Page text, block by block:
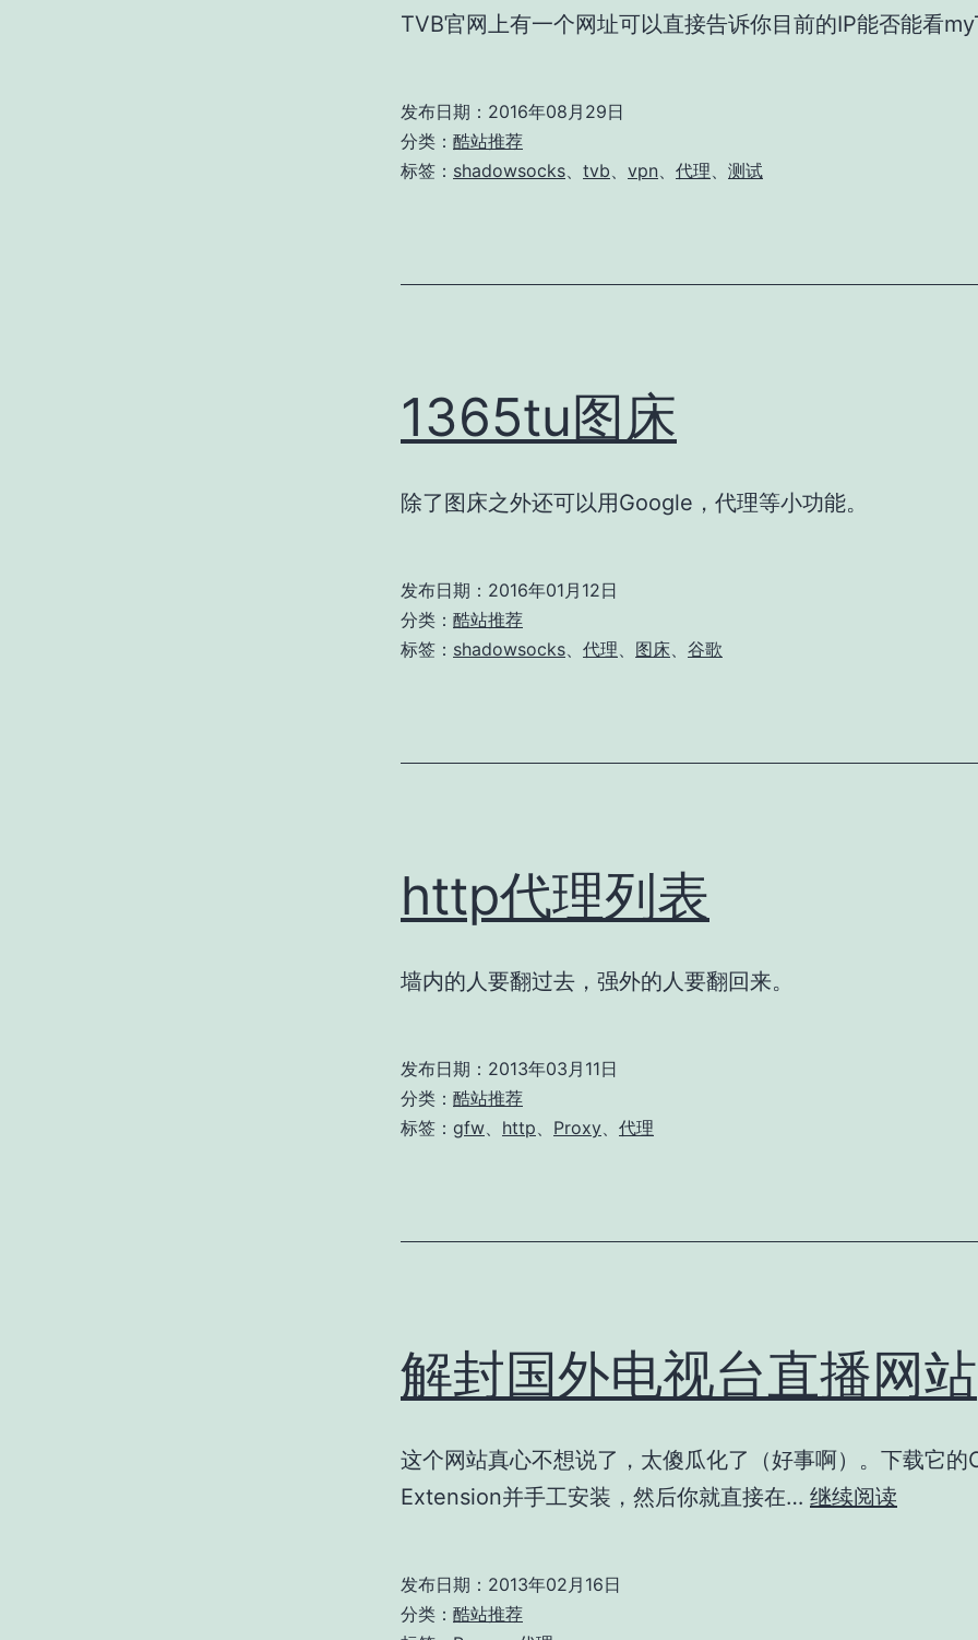
代
戏
TVB官网上有一个网址可以直接告诉你目前的IP能否能看
发布日期： 2016年08月29日
分类： 酷站推荐
标签： shadowsocks、 tvb、 vpn、 代理、 测试
1365tu图床
除了图床之外还可以用Google，代理等小功能。
发布日期： 2016年01月12日
分类： 酷站推荐
标签： shadowsocks、 代理、 图床、 谷歌
http代理列表
墙内的人要翻过去，强外的人要翻回来。
发布日期： 2013年03月11日
分类： 酷站推荐
标签： gfw、 http、 Proxy、 代理
解封国外电视台直播网站
这个网站真心不想说了，太傻瓜化了（好事啊）。下载它
Extension并手工安装，然后你就直接在… 继续阅读
发布日期： 2013年02月16日
分类： 酷站推荐